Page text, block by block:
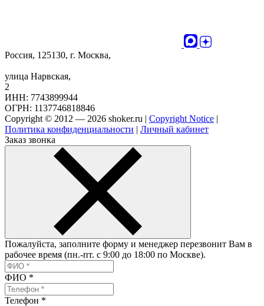
Россия, 125130, г. Москва,
улица Нарвская,
2
ИНН: 7743899944
ОГРН: 1137746818846
Copyright © 2012 — 2026 shoker.ru | Copyright Notice |
Политика конфиденциальности | Личный кабинет
Заказ звонка
Пожалуйста, заполните форму и менеджер перезвонит Вам в
рабочее время (пн.-пт. с 9:00 до 18:00 по Москве).
ФИО *
Телефон *